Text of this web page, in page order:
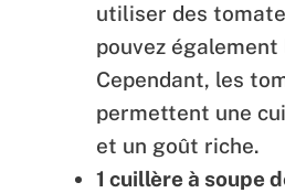
utiliser des
pouvez
Cependant, les
permettent une
et un goût riche.
1 cuillère à soupe